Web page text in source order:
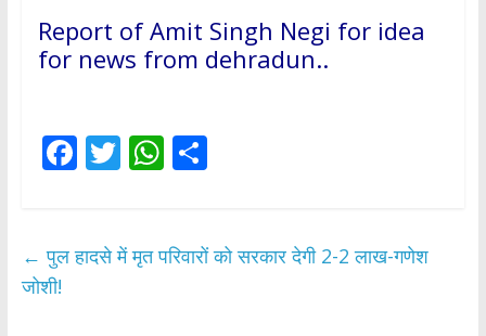
Report of Amit Singh Negi for idea
for news from dehradun..
F
b
T
er
W
s
S
e
← पुल हादसे में मृत परिवारों को सरकार देगी 2-2 लाख-गणेश
जोशी!